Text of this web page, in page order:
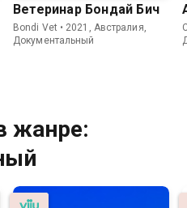
Ветеринар Бондай Бич
Bondi Vet • 2021, Австралия,
Документальный
жанре: